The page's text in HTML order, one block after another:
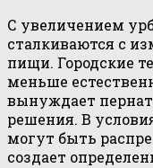
С увеличением
сталкиваются с
пищи. Городские
меньше
вынуждает
решения. В
могут быть
создает